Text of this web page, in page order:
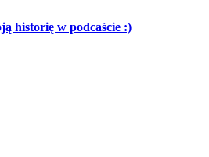
historię w podcaście :)